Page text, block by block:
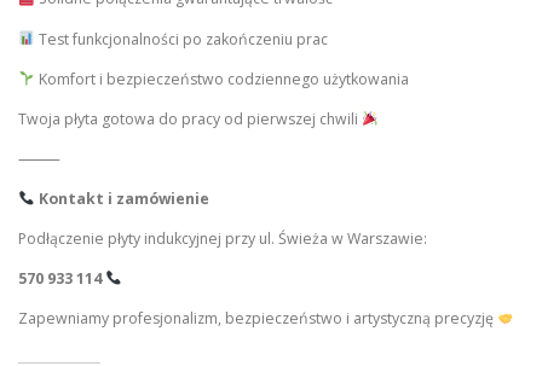
Test funkcjonalności po zakończeniu prac
Komfort i bezpieczeństwo codziennego użytkowania
Twoja płyta gotowa do pracy od pierwszej chwili
⸻
Kontakt i zamówienie
Podłączenie płyty indukcyjnej przy ul. Świeża w Warszawie:
570 933 114
Zapewniamy profesjonalizm, bezpieczeństwo i artystyczną precyzję